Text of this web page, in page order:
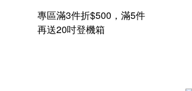
專區滿3件折$500，滿5件
再送20吋登機箱